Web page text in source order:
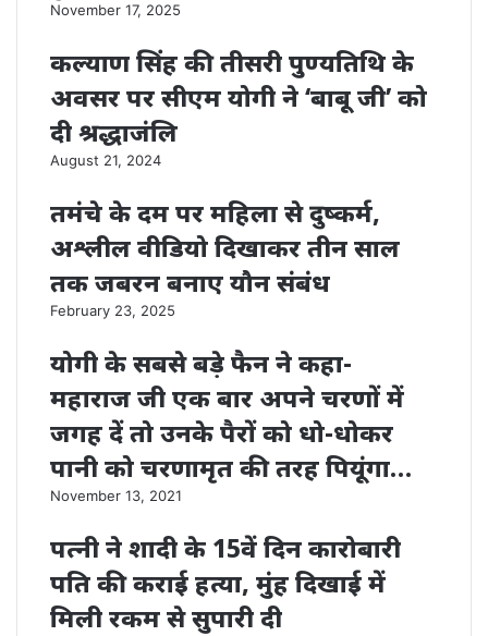
November 17, 2025
कल्याण सिंह की तीसरी पुण्यतिथि के
अवसर पर सीएम योगी ने ‘बाबू जी’ को
दी श्रद्धाजंलि
August 21, 2024
तमंचे के दम पर महिला से दुष्कर्म,
अश्लील वीडियो दिखाकर तीन साल
तक जबरन बनाए यौन संबंध
February 23, 2025
योगी के सबसे बड़े फैन ने कहा-
महाराज जी एक बार अपने चरणों में
जगह दें तो उनके पैरों को धो-धोकर
पानी को चरणामृत की तरह पियूंगा…
November 13, 2021
पत्नी ने शादी के 15वें दिन कारोबारी
पति की कराई हत्या, मुंह दिखाई में
मिली रकम से सुपारी दी